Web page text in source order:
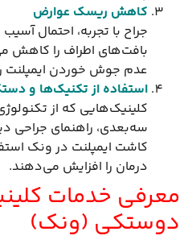
کاهش ریسک عوارض
جراح با تجربه، احتمال
بافت‌های اطراف را کاهش
عدم جوش خوردن ایمپلنت
استفاده از تکنیک‌ها و
کلینیک‌هایی که از
سه‌بعدی، راهنمای جراحی
کاشت ایمپلنت در ونک
درمان را افزایش می‌دهند.
معرفی خدمات
دوستکی (ونک)